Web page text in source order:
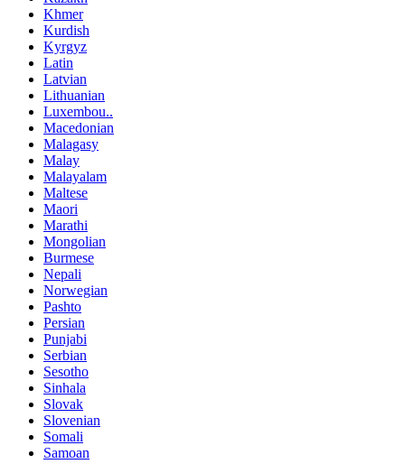
Khmer
Kurdish
Kyrgyz
Latin
Latvian
Lithuanian
Luxembou..
Macedonian
Malagasy
Malay
Malayalam
Maltese
Maori
Marathi
Mongolian
Burmese
Nepali
Norwegian
Pashto
Persian
Punjabi
Serbian
Sesotho
Sinhala
Slovak
Slovenian
Somali
Samoan